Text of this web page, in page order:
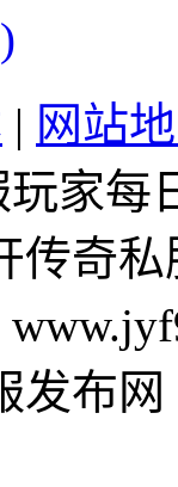
| 网站
家每
传奇
发布